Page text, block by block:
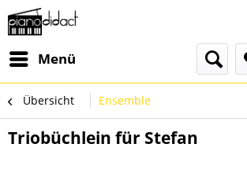
Menü
Übersicht Ensemble
Triobüchlein für Stefan